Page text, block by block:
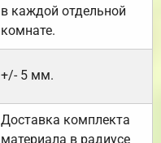
в каждой отдельной
комнате.
+/- 5 мм.
Доставка комплекта
материала в радиусе